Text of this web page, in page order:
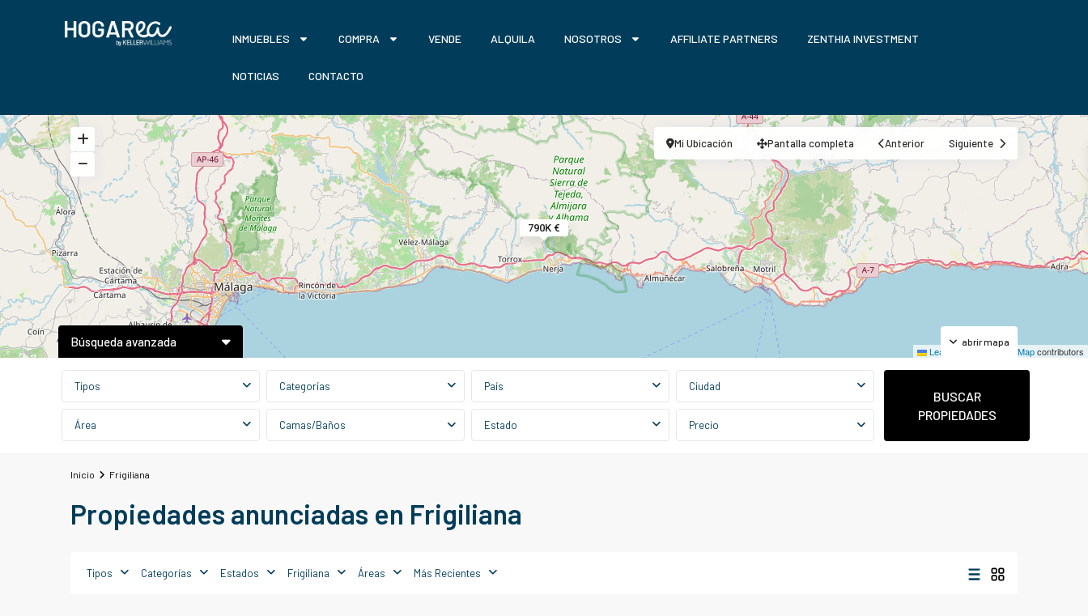
INMUEBLES COMPRA VENDE ALQUILA NOSOTROS AFFILIATE PARTNERS ZENTHIA INVESTMENT
NOTICIAS CONTACTO
790K €
Leaflet OpenStreetMapcontributors
abrir mapa
Mi Ubicación Pantalla completa Anterior Siguiente
Búsqueda avanzada
Tipos Categorías País Ciudad
Área Camas/Baños Estado Precio
BUSCAR
PROPIEDADES
Inicio Frigiliana
Propiedades anunciadas en Frigiliana
Tipos Categorías Estados Frigiliana Áreas Más Recientes